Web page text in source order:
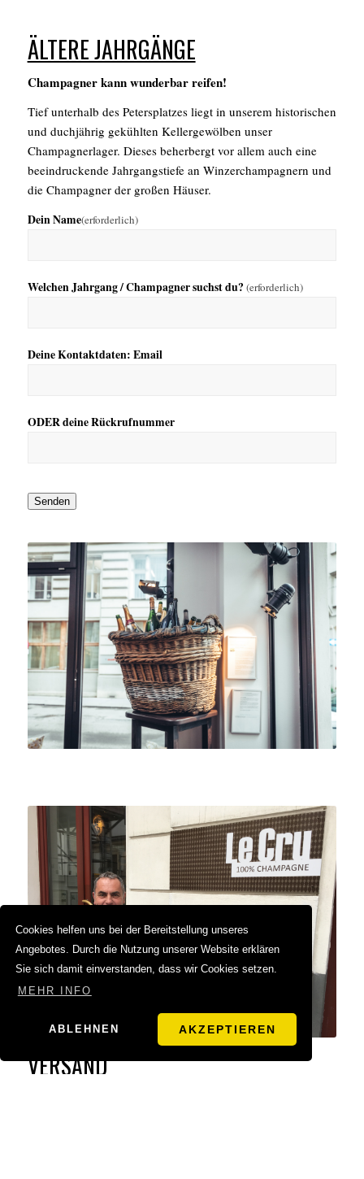
Cookies helfen uns bei der Bereitstellung unseres
Angebotes. Durch die Nutzung unserer Website erklären
Sie sich damit einverstanden, dass wir Cookies setzen.
MEHR INFO
ABLEHNEN AKZEPTIEREN
ÄLTERE JAHRGÄNGE
Champagner kann wunderbar reifen!
Tief unterhalb des Petersplatzes liegt in unserem historischen
und duchjährig gekühlten Kellergewölben unser
Champagnerlager. Dieses beherbergt vor allem auch eine
beeindruckende Jahrgangstiefe an Winzerchampagnern und
die Champagner der großen Häuser.
Dein Name(erforderlich)
Welchen Jahrgang / Champagner suchst du? (erforderlich)
Deine Kontaktdaten: Email
ODER deine Rückrufnummer
Senden
VERSAND